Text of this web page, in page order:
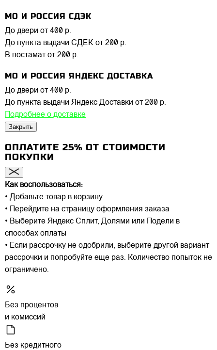
МО И РОССИЯ СДЭК
До двери от 400 р.
До пункта выдачи СДЕК от 200 р.
В постамат от 200 р.
МО И РОССИЯ ЯНДЕКС ДОСТАВКА
До двери от 400 р.
До пункта выдачи Яндекс Доставки от 200 р.
Подробнее о доставке
Закрыть
ОПЛАТИТЕ 25% ОТ СТОИМОСТИ
ПОКУПКИ
Как воспользоваться:
• Добавьте товар в корзину
• Перейдите на страницу оформления заказа
• Выберите Яндекс Сплит, Долями или Подели в
способах оплаты
• Если рассрочку не одобрили, выберите другой вариант
рассрочки и попробуйте еще раз. Количество попыток не
ограничено.
Без процентов
и комиссий
Без кредитного